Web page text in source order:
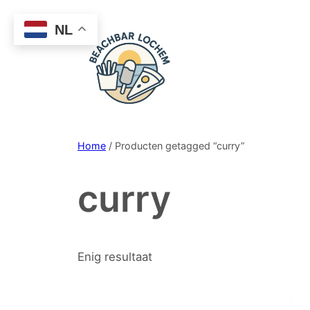
naar
Home / Producten getagged “curry”
curry
Enig resultaat
NL